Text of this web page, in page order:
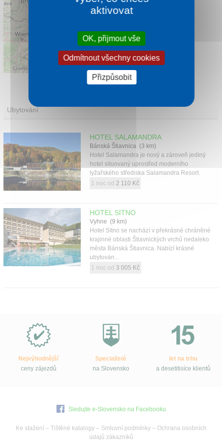
OpenStreetMapcontributors
Ubytování
HOTEL SALAMANDRA
Bánská Štiavnica (3 km)
Hotel Salamandra je nový a zároveň jediný
hotel situovaný uprostřed moderního
lyžařského střediska Salamandra Resort.
1 noc od 2 110 Kč
HOTEL SITNO
Vyhne (9 km)
Hotel Sitno se nachází v překrásné chráněné
krajinné oblasti Štiavnických vrchů nedaleko
města Bánská Štiavnica. Nabízí krásné
ubytován...
1 noc od 3 005 Kč
Slovensko.cz?
Nejvýhodnější
ceny zájezdů
Specialisté
na Slovensko
let na trhu
a desetitisíce klientů
Sledujte e-Slovensko na Facebooku
Ke stažení – Tištěné katalogy– Smluvní podmínky– Ochrana osobních
údajů zákazníků
aktivovat
OK, přijmout vše
Odmítnout všechny cookies
Přizpůsobit